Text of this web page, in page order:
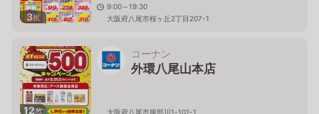
3枚
9:00～19:30
大阪府八尾市桜ヶ丘2丁目207-1
12枚
コーナン
外環八尾山本店
大阪府八尾市服部川1-101-1